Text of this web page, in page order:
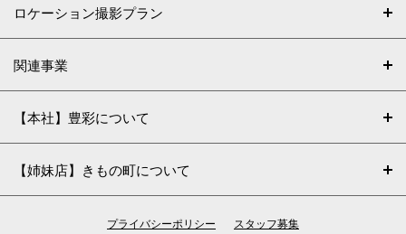
ロケーション撮影プラン
関連事業
【本社】豊彩について
【姉妹店】きもの町について
プライバシーポリシー スタッフ募集